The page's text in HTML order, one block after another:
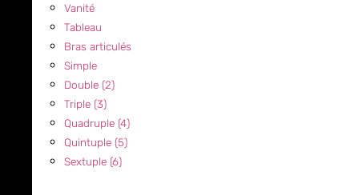
Vanité
Tableau
Bras articulés
Simple
Double (2)
Triple (3)
Quadruple (4)
Quintuple (5)
Sextuple (6)